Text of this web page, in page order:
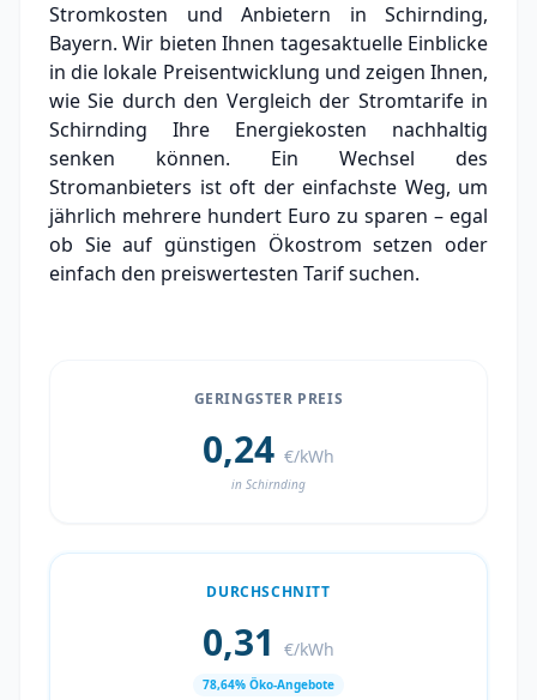
Grundversorger Schirnding
Experten-Analyse: Strommarkt in Schirnding
Aktueller Strompreis in Schirnding
Stromanbieter in der Nähe von Schirnding
Ortsteile in Schirnding
Stromkosten und Anbietern in Schirnding,
Bayern. Wir bieten Ihnen tagesaktuelle Einblicke
in die lokale Preisentwicklung und zeigen Ihnen,
wie Sie durch den Vergleich der Stromtarife in
Schirnding Ihre Energiekosten nachhaltig
senken können. Ein Wechsel des
Stromanbieters ist oft der einfachste Weg, um
jährlich mehrere hundert Euro zu sparen – egal
ob Sie auf günstigen Ökostrom setzen oder
einfach den preiswertesten Tarif suchen.
GERINGSTER PREIS
0,24 €/kWh
in Schirnding
DURCHSCHNITT
0,31 €/kWh
78,64% Öko-Angebote